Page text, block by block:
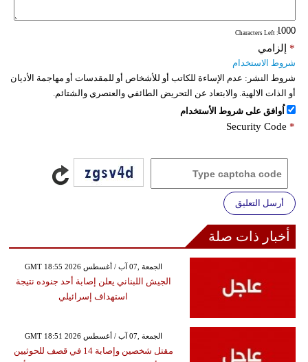
: Characters Left
إلزامي *
شروط الاستخدام
شروط النشر: عدم الإساءة للكاتب أو للأشخاص أو للمقدسات أو مهاجمة الأديان
أو الذات الالهية. والابتعاد عن التحريض الطائفي والعنصري والشتائم.
اُوافق على شروط الأستخدام
Security Code *
أرسل التعليق
أخبار ذات صلة
GMT 18:55 2026 الجمعة ,07 آب / أغسطس
الجيش اللبناني يعلن إصابة أحد جنوده نتيجة
استهداف إسرائيلي
GMT 18:51 2026 الجمعة ,07 آب / أغسطس
مقتل شخصين وإصابة 14 في قصف للحوثيين